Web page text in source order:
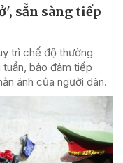
sẵn sàng tiếp
trì chế độ thường
bảo đảm tiếp
ánh của người dân.